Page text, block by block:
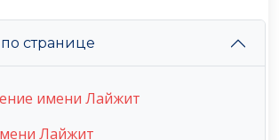
странице
имени Лайжит
Лайжит